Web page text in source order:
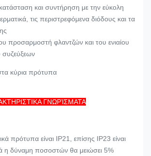
THF<2>
και συντήρηση με την εύκολη
τις περιστρεφόμενα διόδους και τα
προσαρμοστή φλαντζών και του ενιαίου
συζεύξεων
κύρια πρότυπα
ΓΝΩΡΊΣΜΑΤΑ
πρότυπα είναι IP21, επίσης IP23 είναι
η δύναμη ποσοστών θα μειώσει 5%